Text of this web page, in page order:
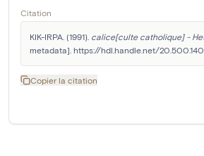
Citation
KIK-IRPA. (1991). calice[culte catholique] -
metadata]. https://hdl.handle.net/
Copier la citation